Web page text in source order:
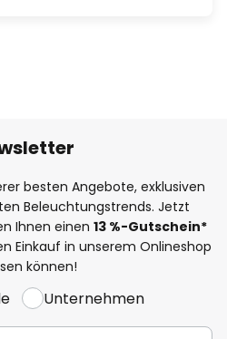
besten Angebote, exklusiven
Beleuchtungstrends. Jetzt
Ihnen einen 13 %-Gutschein*
Einkauf in unserem Onlineshop
können!
Unternehmen